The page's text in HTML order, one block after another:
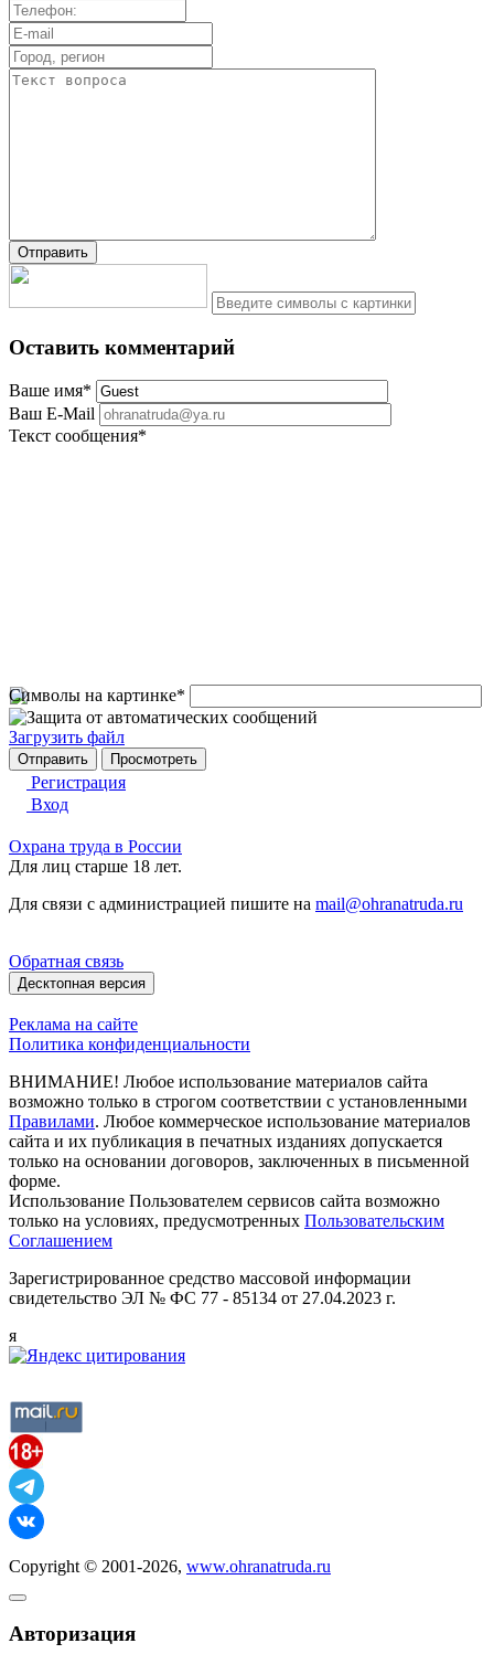
Оставить комментарий
Ваше имя*
Ваш E-Mail
Текст сообщения*
Символы на картинке*
Загрузить файл
Регистрация
Вход
Охрана труда в России
Для лиц старше 18 лет.
Для связи с администрацией пишите на mail@ohranatruda.ru
Обратная связь
Десктопная версия
Реклама на сайте
Политика конфиденциальности
ВНИМАНИЕ! Любое использование материалов сайта
возможно только в строгом соответствии с установленными
Правилами. Любое коммерческое использование материалов
сайта и их публикация в печатных изданиях допускается
только на основании договоров, заключенных в письменной
форме.
Использование Пользователем сервисов сайта возможно
только на условиях, предусмотренных Пользовательским
Соглашением
Зарегистрированное средство массовой информации
свидетельство ЭЛ № ФС 77 - 85134 от 27.04.2023 г.
я
Copyright © 2001-2026, www.ohranatruda.ru
Авторизация